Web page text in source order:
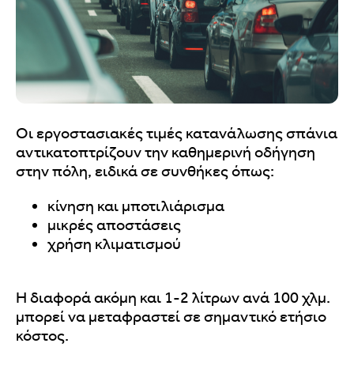
Οι εργοστασιακές τιμές κατανάλωσης σπάνια
αντικατοπτρίζουν την καθημερινή οδήγηση
στην πόλη, ειδικά σε συνθήκες όπως:
κίνηση και μποτιλιάρισμα
μικρές αποστάσεις
χρήση κλιματισμού
Η διαφορά ακόμη και 1-2 λίτρων ανά 100 χλμ.
μπορεί να μεταφραστεί σε σημαντικό ετήσιο
κόστος.